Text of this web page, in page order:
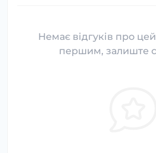
Немає відгуків про
першим, залиште